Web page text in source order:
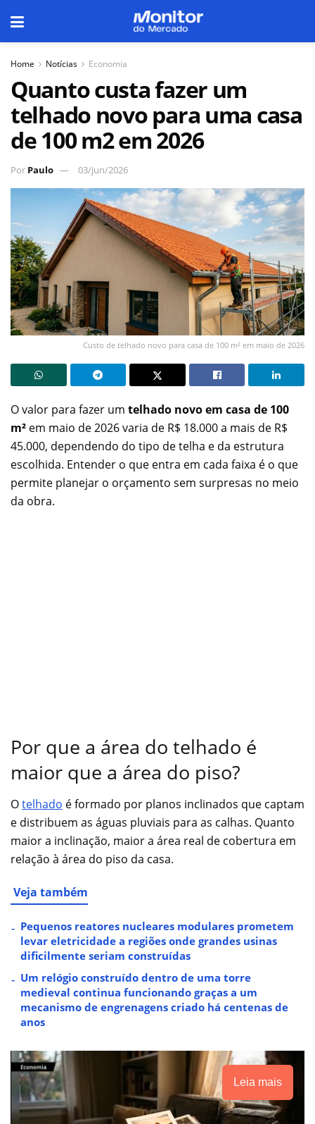
Home Notícias Economia
Quanto custa fazer um
telhado novo para uma casa
de 100 m2 em 2026
Por Paulo 03/jun/2026
Custo de telhado novo para casa de 100 m² em maio de 2026
O valor para fazer um telhado novo em casa de 100
m² em maio de 2026 varia de R$ 18.000 a mais de R$
45.000, dependendo do tipo de telha e da estrutura
escolhida. Entender o que entra em cada faixa é o que
permite planejar o orçamento sem surpresas no meio
da obra.
Por que a área do telhado é
maior que a área do piso?
Otelhado é formado por planos inclinados que captam
e distribuem as águas pluviais para as calhas. Quanto
maior a inclinação, maior a área real de cobertura em
relação à área do piso da casa.
Veja também
Pequenos reatores nucleares modulares prometem
levar eletricidade a regiões onde grandes usinas
dificilmente seriam construídas
Um relógio construído dentro de uma torre
medieval continua funcionando graças a um
mecanismo de engrenagens criado há centenas de
anos
Leia mais